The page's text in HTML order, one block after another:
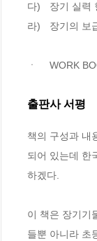
다)	장기 실력 향상을 위한 테크닉 / 206
라)	장기의 보급을 위한 신개념 장기에 대한 필자의 생각 / 209
ㆍ	WORK
출판사 서평
책의 구성과 내
되어 있는데 한
하겠다.
이 책은 장기기
들뿐 아니라 초